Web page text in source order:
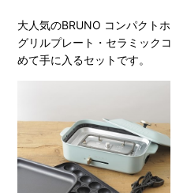
大人気のBRUNO コンパクト
グリルプレート・セラミック
めて手に入るセットです。